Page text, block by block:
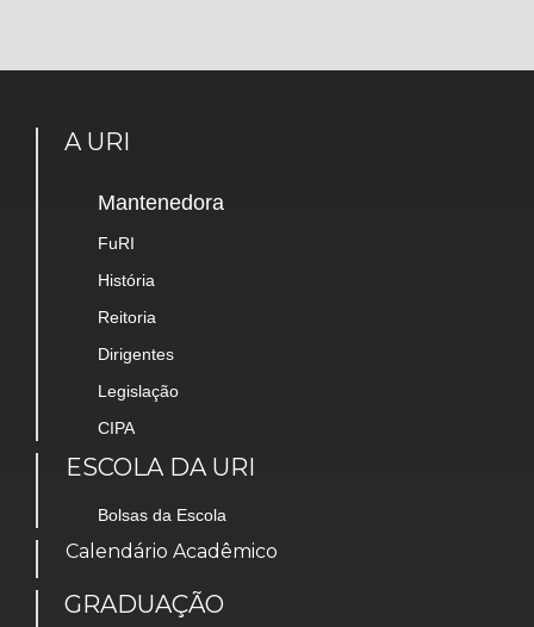
A URI
Mantenedora
FuRI
História
Reitoria
Dirigentes
Legislação
CIPA
ESCOLA DA URI
Bolsas da Escola
Calendário Acadêmico
GRADUAÇÃO